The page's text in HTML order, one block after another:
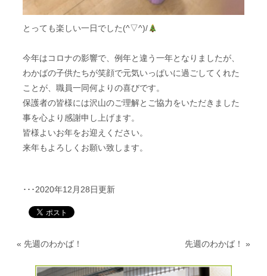
とっても楽しい一日でした(^▽^)/
今年はコロナの影響で、例年と違う一年となりましたが、
わかばの子供たちが笑顔で元気いっぱいに過ごしてくれた
ことが、職員一同何よりの喜びです。
保護者の皆様には沢山のご理解とご協力をいただきました
事を心より感謝申し上げます。
皆様よいお年をお迎えください。
来年もよろしくお願い致します。
･･･2020年12月28日更新
« 先週のわかば！ 先週のわかば！ »